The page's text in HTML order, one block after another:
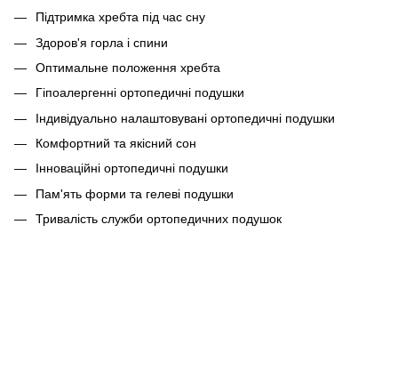
Підтримка хребта під час сну
Здоров'я горла і спини
Оптимальне положення хребта
Гіпоалергенні ортопедичні подушки
Індивідуально налаштовувані ортопедичні подушки
Комфортний та якісний сон
Інноваційні ортопедичні подушки
Пам'ять форми та гелеві подушки
Тривалість служби ортопедичних подушок